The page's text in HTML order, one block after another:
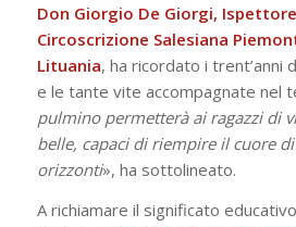
Don Giorgio De Giorgi,
Circoscrizione Salesiana
Lituania, ha ricordato i trent’anni
e le tante vite accompagnate nel
pulmino permetterà ai ragazzi di
belle, capaci di riempire il cuore
orizzonti», ha sottolineato.
A richiamare il significato